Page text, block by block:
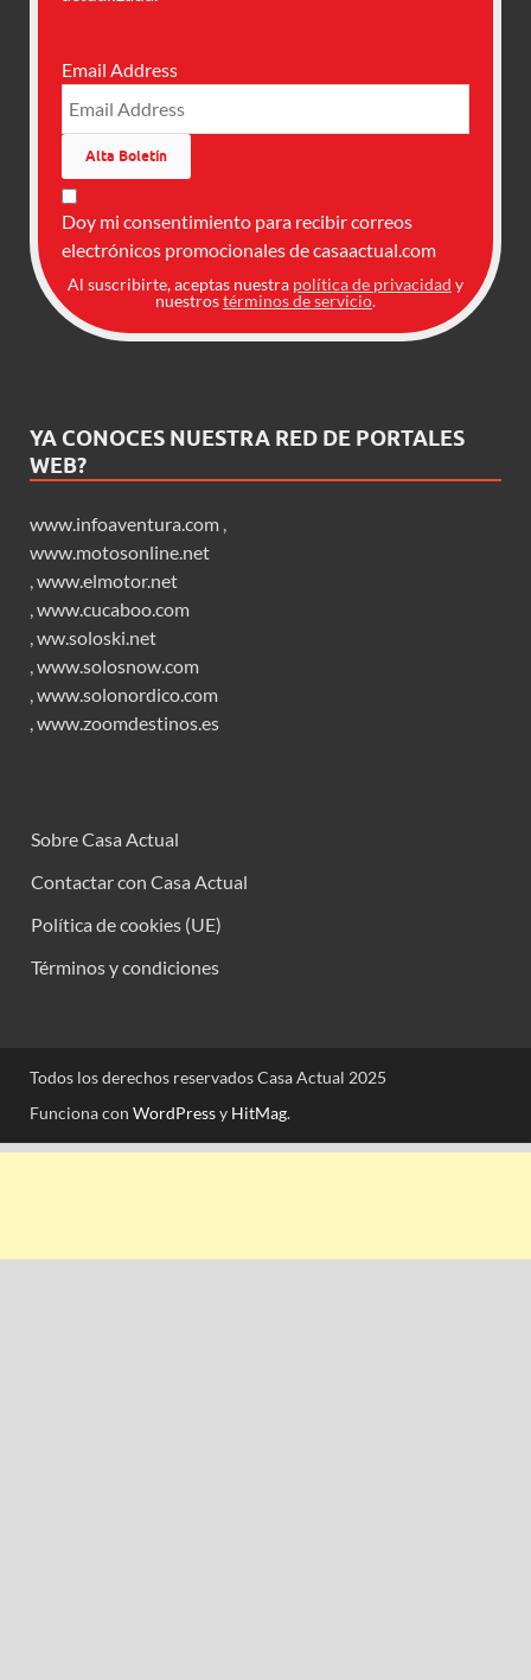
Email Address
Doy mi consentimiento para recibir correos
electrónicos promocionales de casaactual.com
Al suscribirte, aceptas nuestra política de privacidad y
nuestrostérminos de servicio.
YA CONOCES NUESTRA RED DE PORTALES
WEB?
www.infoaventura.com ,
www.motosonline.net
,www.elmotor.net
,www.cucaboo.com
,ww.soloski.net
,www.solosnow.com
,www.solonordico.com
,www.zoomdestinos.es
Sobre Casa Actual
Contactar con Casa Actual
Política de cookies (UE)
Términos y condiciones
Todos los derechos reservados Casa Actual 2025
Funciona con WordPressy HitMag.